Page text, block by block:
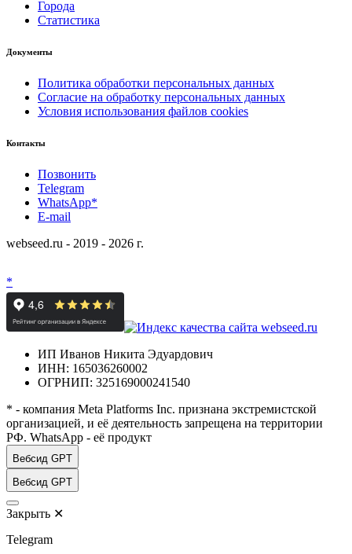
Города
Статистика
Документы
Политика обработки персональных данных
Согласие на обработку персональных данных
Условия использования файлов cookies
Контакты
Позвонить
Telegram
WhatsApp*
E-mail
webseed.ru - 2019 - 2026 г.
*
ИП Иванов Никита Эдуардович
ИНН: 165036260002
ОГРНИП: 325169000241540
* - компания Meta Platforms Inc. признана экстремистской
организацией, и её деятельность запрещена на территории
РФ. WhatsApp - её продукт
Вебсид GPT
Вебсид GPT
Закрыть ✕
Telegram